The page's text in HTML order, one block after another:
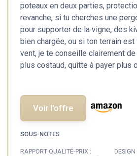
poteaux en deux parties,
revanche, si tu cherches une
pour supporter de la vigne, des
bien chargée, ou si ton terrain
vent, je te conseille clairement
plus costaud, quitte à payer plus
Voir l'offre
SOUS-NOTES
RAPPORT QUALITÉ-PRIX :
DESIGN